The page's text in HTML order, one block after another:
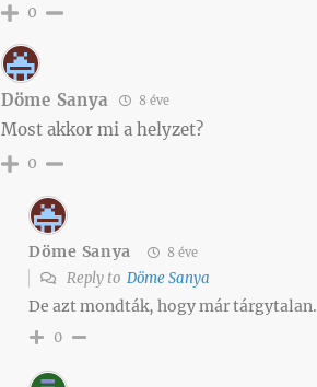
0
Döme Sanya 8 éve
Most akkor mi a helyzet?
0
Döme Sanya 8 éve
Reply to Döme Sanya
De azt mondták, hogy már tárgytalan.
0